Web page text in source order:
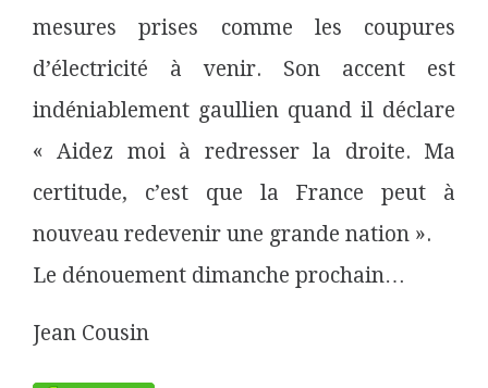
mesures prises comme les coupures
d’électricité à venir. Son accent est
indéniablement gaullien quand il déclare
« Aidez moi à redresser la droite. Ma
certitude, c’est que la France peut à
nouveau redevenir une grande nation ».
Le dénouement dimanche prochain…
Jean Cousin